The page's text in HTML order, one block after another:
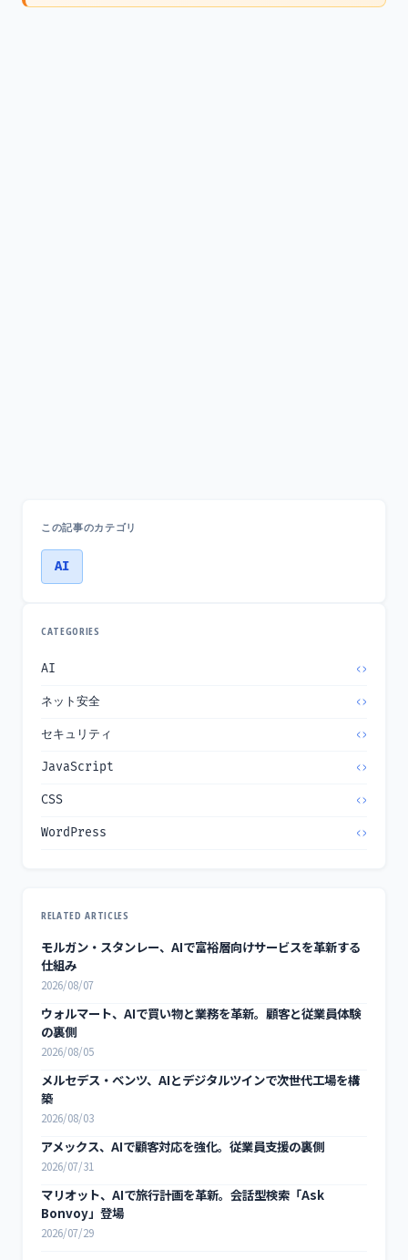
この記事のカテゴリ
AI
CATEGORIES
AI
ネット安全
セキュリティ
JavaScript
CSS
WordPress
RELATED ARTICLES
モルガン・スタンレー、AIで富裕層向けサービスを革新する
仕組み
2026/08/07
ウォルマート、AIで買い物と業務を革新。顧客と従業員体験
の裏側
2026/08/05
メルセデス・ベンツ、AIとデジタルツインで次世代工場を構
築
2026/08/03
アメックス、AIで顧客対応を強化。従業員支援の裏側
2026/07/31
マリオット、AIで旅行計画を革新。会話型検索「Ask
Bonvoy」登場
2026/07/29